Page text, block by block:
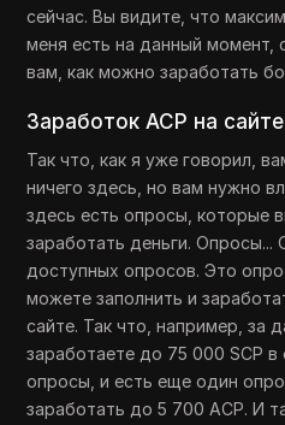
сейчас. Вы видите, что
меня есть на данный момент,
вам, как можно заработать
Заработок ACP на сайте
Так что, как я уже говорил,
ничего здесь, но вам нужно
здесь есть опросы, которые
заработать деньги. Опросы...
доступных опросов. Это
можете заполнить и
сайте. Так что, например, за
заработаете до 75 000 SCP
опросы, и есть еще один
заработать до 5 700 ACP. И